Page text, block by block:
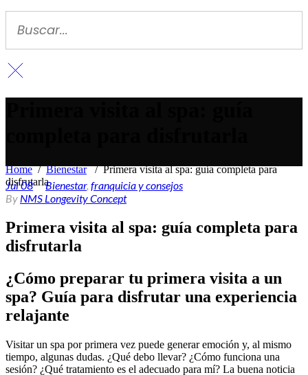
Home/Bienestar /Primera visita al spa: guía completa para
disfrutarla
Jul08 Bienestar, franquicia y consejos
By NMS Longevity Concept
Primera visita al spa: guía completa para
disfrutarla
¿Cómo preparar tu primera visita a un
spa? Guía para disfrutar una experiencia
relajante
Visitar un spa por primera vez puede generar emoción y, al mismo
tiempo, algunas dudas. ¿Qué debo llevar? ¿Cómo funciona una
sesión? ¿Qué tratamiento es el adecuado para mí? La buena noticia